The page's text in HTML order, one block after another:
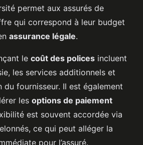
permet aux assurés de
qui correspond à leur budget
assurance légale.
le coût des polices incluent
les services additionnels et
du fournisseur. Il est également
les options de paiement
est souvent accordée via
ce qui peut alléger la
pour l’assuré.